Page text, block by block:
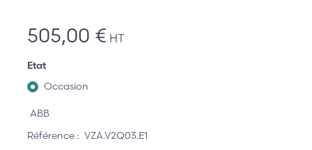
505,00 € HT
Etat
Occasion
ABB
Référence : VZA.V2Q03.E1